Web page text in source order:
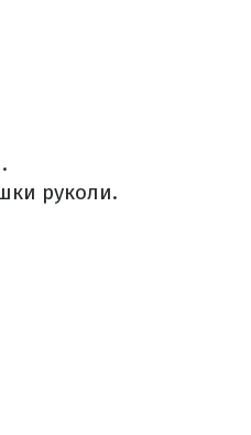
руколи.